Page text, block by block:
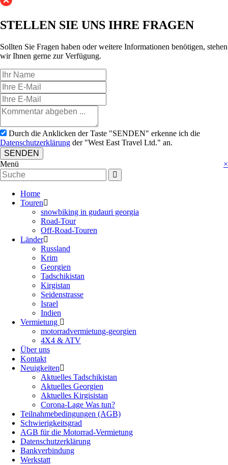
STELLEN SIE UNS IHRE FRAGEN
Sollten Sie Fragen haben oder weitere Informationen benötigen, stehen
wir Ihnen gerne zur Verfügung.
Durch die Anklicken der Taste "SENDEN" erkenne ich die
Datenschutzerklärung der "West East Travel Ltd." an.
SENDEN
Menü
×
Home
Touren
snowbiking in gudauri georgia
Road-Tour
Off-Road-Touren
Länder
Russland
Krim
Georgien
Tadschikistan
Kirgistan
Seidenstrasse
Israel
Indien
Vermietung
motorradvermietung-georgien
4X4 & ATV
Über uns
Kontakt
Neuigkeiten
Aktuelles Tadschikistan
Aktuelles Georgien
Aktuelles Kirgisistan
Corona-Lage Was tun?
Teilnahmebedingungen (AGB)
Schwierigkeitsgrad
AGB für die Motorrad-Vermietung
Datenschutzerklärung
Bankverbindung
Werkstatt